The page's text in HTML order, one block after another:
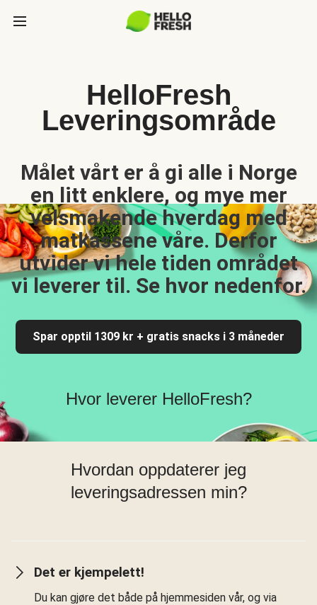
HelloFresh
Leveringsområde
Målet vårt er å gi alle i Norge
en litt enklere, og mye mer
velsmakende hverdag med
matkassene våre. Derfor
utvider vi hele tiden området
vi leverer til. Se hvor nedenfor.
Spar opptil 1309 kr + gratis snacks i 3 måneder
Hvor leverer HelloFresh?
Hvordan oppdaterer jeg
leveringsadressen min?
Det er kjempelett!
Du kan gjøre det både på hjemmesiden vår, og via